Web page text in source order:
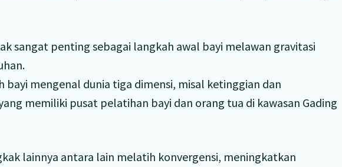
sangat penting sebagai langkah awal bayi melawan gravitasi
bayi mengenal dunia tiga dimensi, misal ketinggian dan
memiliki pusat pelatihan bayi dan orang tua di kawasan Gading
lainnya antara lain melatih konvergensi, meningkatkan